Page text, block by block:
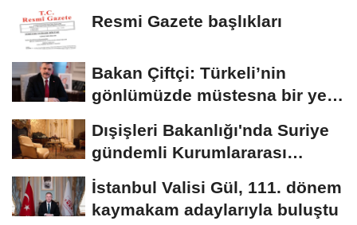
Resmi Gazete başlıkları
Bakan Çiftçi: Türkeli’nin
gönlümüzde müstesna bir yeri
Dışişleri Bakanlığı'nda Suriye
gündemli Kurumlararası
Eşgüdüm...
İstanbul Valisi Gül, 111. dönem
kaymakam adaylarıyla buluştu